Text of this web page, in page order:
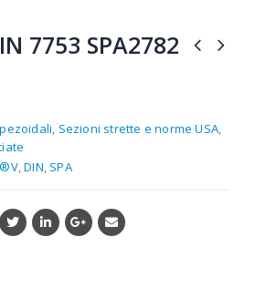
7753 SPA2782
Sezioni strette e norme USA
,DIN SPA